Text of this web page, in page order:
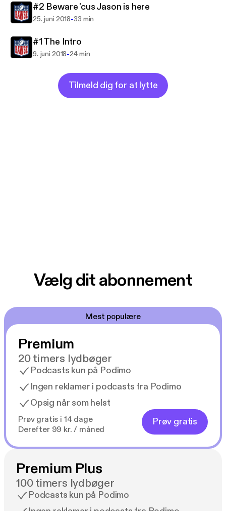
#2 Beware 'cus Jason is here
25. juni 2018-33 min
#1 The Intro
9. juni 2018-24 min
Tilmeld dig for at lytte
Vælg dit abonnement
Mest populære
Premium
20 timers lydbøger
Podcasts kun på Podimo
Ingen reklamer i podcasts fra Podimo
Opsig når som helst
Prøv gratis i 14 dage
Derefter 99 kr. / måned
Prøv gratis
Premium Plus
100 timers lydbøger
Podcasts kun på Podimo